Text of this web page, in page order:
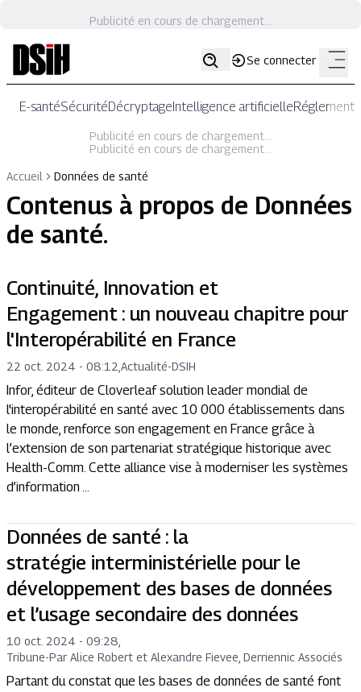
Publicité en cours de chargement...
Se connecter
E-santéSécuritéDécryptageIntelligence artificielle
Publicité en cours de chargement...
Publicité en cours de chargement...
Accueil
Données de santé
Contenus à propos de Données
de santé.
Continuité, Innovation et
Engagement : un nouveau chapitre pour
l'Interopérabilité en France
22 oct. 2024 - 08:12 Actualité-DSIH
Infor, éditeur de Cloverleaf solution leader mondial de
l'interopérabilité en santé avec 10 000 établissements dans
le monde, renforce son engagement en France grâce à
l’extension de son partenariat stratégique historique avec
Health-Comm. Cette alliance vise à moderniser les systèmes
d’information ...
Données de santé : la
stratégie interministérielle pour le
développement des bases de données
et l’usage secondaire des données
10 oct. 2024 - 09:28
Tribune-Par Alice Robert et Alexandre Fievee, Derriennic Associés
Partant du constat que les bases de données de santé font